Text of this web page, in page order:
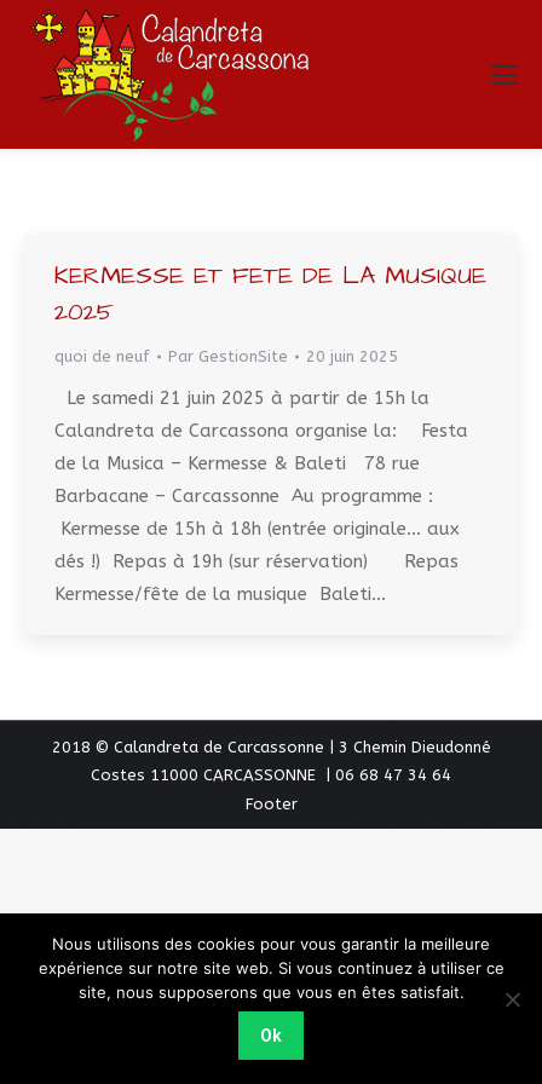
KERMESSE ET FETE DE LA MUSIQUE
2025
quoi de neuf Par GestionSite 20 juin 2025
Le samedi 21 juin 2025 à partir de 15h la
Calandreta de Carcassona organise la: Festa
de la Musica – Kermesse & Baleti 78 rue
Barbacane – Carcassonne Au programme :
Kermesse de 15h à 18h (entrée originale… aux
dés !) Repas à 19h (sur réservation) Repas
Kermesse/fête de la musique Baleti…
2018 © Calandreta de Carcassonne | 3 Chemin Dieudonné
Costes 11000 CARCASSONNE | 06 68 47 34 64
Footer
Nous utilisons des cookies pour vous garantir la meilleure
expérience sur notre site web. Si vous continuez à utiliser ce
site, nous supposerons que vous en êtes satisfait.
Ok